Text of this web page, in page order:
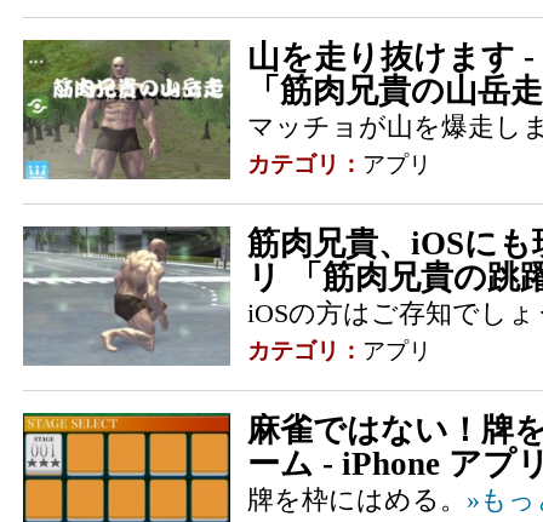
山を走り抜けます
「筋肉兄貴の山岳
マッチョが山を爆走し
カテゴリ： アプリ
筋肉兄貴、iOSに
リ 「筋肉兄貴の跳
iOSの方はご存知でし
カテゴリ： アプリ
麻雀ではない！牌
ーム - iPhone アプ
牌を枠にはめる。 »も